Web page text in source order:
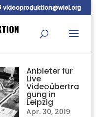
videoproduktion@wiel.org
Anbieter für
Live
Videoübertra
gung in
Leipzig
Apr. 30, 2019